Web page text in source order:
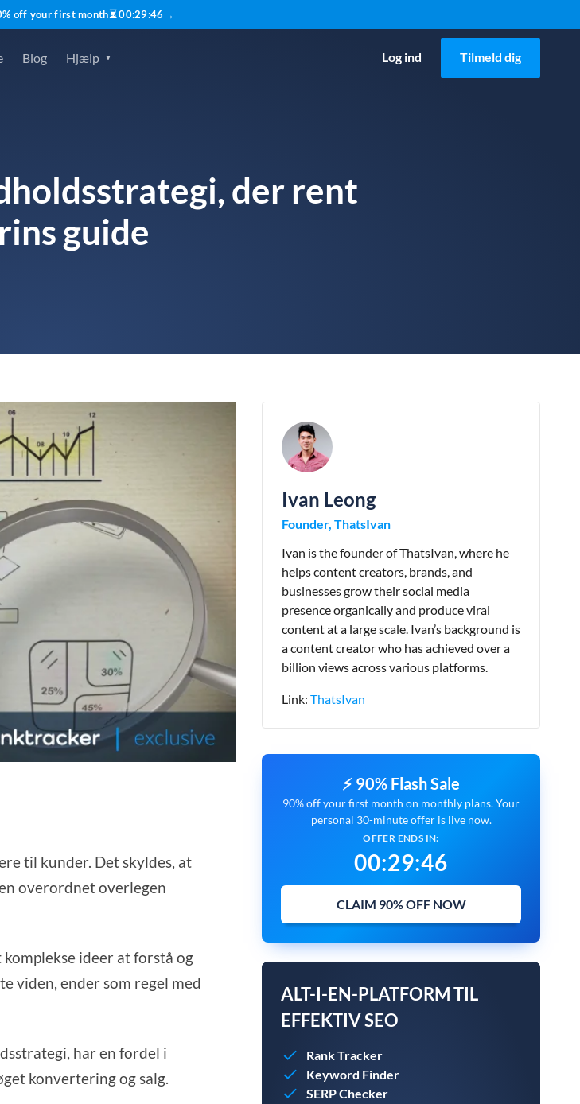
off your first month⏳00:29:45 →
Blog Hjælp Log ind Tilmeld dig
der rent
guide
til kunder. Det skyldes, at
overordnet overlegen
ideer at forstå og
viden, ender som regel med
har en fordel i
konvertering og salg.
Ivan Leong
Founder, ThatsIvan
Ivan is the founder of ThatsIvan, where he
helps content creators, brands, and
businesses grow their social media
presence organically and produce viral
content at a large scale. Ivan’s background is
a content creator who has achieved over a
billion views across various platforms.
Link: ThatsIvan
⚡ 90% Flash Sale
90% off your first month on monthly plans. Your
personal 30-minute offer is live now.
OFFER ENDS IN:
00:29:45
CLAIM 90% OFF NOW
ALT-I-EN-PLATFORM TIL
EFFEKTIV SEO
Rank Tracker
Keyword Finder
SERP Checker